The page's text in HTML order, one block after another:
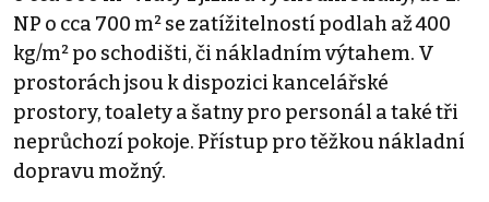
NP o cca 700 m² se zatížitelností podlah až 400
kg/m² po schodišti, či nákladním výtahem. V
prostorách jsou k dispozici kancelářské
prostory, toalety a šatny pro personál a také tři
neprůchozí pokoje. Přístup pro těžkou nákladní
dopravu možný.